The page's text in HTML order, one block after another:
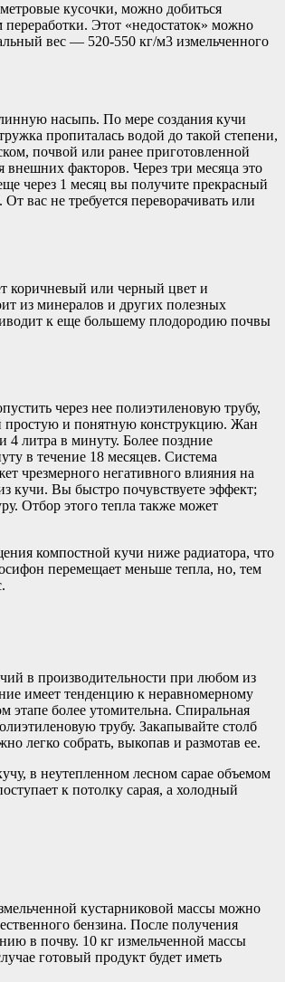
кусочки, можно добиться
Этот «недостаток» можно
вес — 520-550 кг/м3 измельченного
насыпь. По мере создания кучи
пропиталась водой до такой степени,
почвой или ранее приготовленной
факторов. Через три месяца это
через 1 месяц вы получите прекрасный
вас не требуется переворачивать или
коричневый или черный цвет и
из минералов и других полезных
к еще большему плодородию почвы
через нее полиэтиленовую трубу,
простую и понятную конструкцию. Жан
4 литра в минуту. Более поздние
в течение 18 месяцев. Система
чрезмерного негативного влияния на
кучи. Вы быстро почувствуете эффект;
Отбор этого тепла также может
компостной кучи ниже радиатора, что
перемещает меньше тепла, но, тем
в производительности при любом из
имеет тенденцию к неравномерному
этапе более утомительна. Спиральная
трубу. Закапывайте столб
легко собрать, выкопав и размотав ее.
в неутепленном лесном сарае объемом
к потолку сарая, а холодный
кустарниковой массы можно
бензина. После получения
в почву. 10 кг измельченной массы
готовый продукт будет иметь